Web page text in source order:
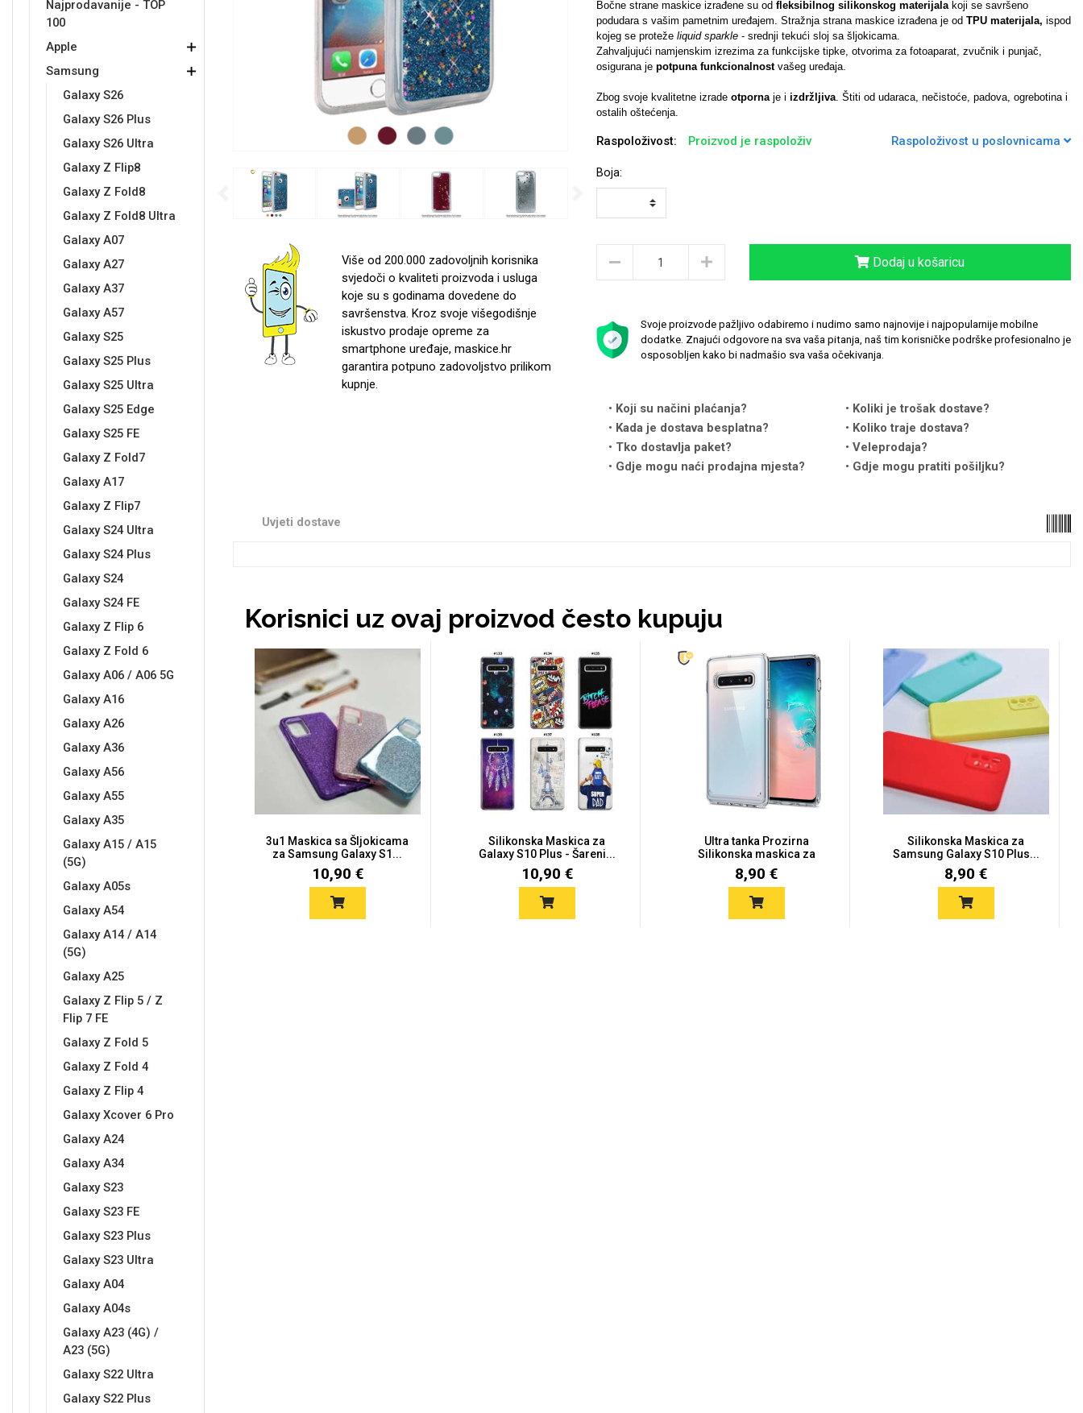
Najprodavanije - TOP
100
Apple
Samsung
Galaxy S26
Galaxy S26 Plus
Galaxy S26 Ultra
Galaxy Z Flip8
Galaxy Z Fold8
Galaxy Z Fold8 Ultra
Galaxy A07
Galaxy A27
Galaxy A37
Galaxy A57
Galaxy S25
Galaxy S25 Plus
Galaxy S25 Ultra
Galaxy S25 Edge
Galaxy S25 FE
Galaxy Z Fold7
Galaxy A17
Galaxy Z Flip7
Galaxy S24 Ultra
Galaxy S24 Plus
Galaxy S24
Galaxy S24 FE
Galaxy Z Flip 6
Galaxy Z Fold 6
Galaxy A06 / A06 5G
Galaxy A16
Galaxy A26
Galaxy A36
Galaxy A56
Galaxy A55
Galaxy A35
Galaxy A15 / A15
(5G)
Galaxy A05s
Galaxy A54
Galaxy A14 / A14
(5G)
Galaxy A25
Galaxy Z Flip 5 / Z
Flip 7 FE
Galaxy Z Fold 5
Galaxy Z Fold 4
Galaxy Z Flip 4
Galaxy Xcover 6 Pro
Galaxy A24
Galaxy A34
Galaxy S23
Galaxy S23 FE
Galaxy S23 Plus
Galaxy S23 Ultra
Galaxy A04
Galaxy A04s
Galaxy A23 (4G) /
A23 (5G)
Galaxy S22 Ultra
Galaxy S22 Plus
Previous
Više od 200.000 zadovoljnih korisnika
svjedoči o kvaliteti proizvoda i usluga
koje su s godinama dovedene do
savršenstva. Kroz svoje višegodišnje
iskustvo prodaje opreme za
smartphone uređaje, maskice.hr
garantira potpuno zadovoljstvo prilikom
kupnje.
Bočne strane maskice izrađene su od fleksibilnog silikonskog materijalakoji se savršeno
podudara s vašim pametnim uređajem. Stražnja strana maskice izrađena je od TPU materijala, ispod
kojeg se proteže liquid sparkle - srednji tekući sloj sa šljokicama.
Zahvaljujući namjenskim izrezima za funkcijske tipke, otvorima za fotoaparat, zvučnik i punjač,
osigurana je potpuna funkcionalnostvašeg uređaja.
Zbog svoje kvalitetne izrade otpornaje i izdržljiva. Štiti od udaraca, nečistoće, padova, ogrebotina i
ostalih oštećenja.
Raspoloživost: Proizvod je raspoloživ Raspoloživost u poslovnicama
Boja:
Dodaj u košaricu
Svoje proizvode pažljivo odabiremo i nudimo samo najnovije i najpopularnije mobilne
dodatke. Znajući odgovore na sva vaša pitanja, naš tim korisničke podrške profesionalno je
osposobljen kako bi nadmašio sva vaša očekivanja.
Koji su načini plaćanja?
Koliki je trošak dostave?
Kada je dostava besplatna?
Koliko traje dostava?
Tko dostavlja paket?
Veleprodaja?
Gdje mogu naći prodajna mjesta?
Gdje mogu pratiti pošiljku?
Uvjeti dostave
Korisnici uz ovaj proizvod često kupuju
3u1 Maskica sa Šljokicama
za Samsung Galaxy S1...
10,90 €
Silikonska Maskica za
Galaxy S10 Plus - Šareni...
10,90 €
Ultra tanka Prozirna
Silikonska maskica za
Sam...
8,90 €
Silikonska Maskica za
Samsung Galaxy S10 Plus...
8,90 €
Babe
Croatos Najprodavanije - TOP 100
Gym Unicorn kolekcija
Sleng
Životinjsko carstvo
Svemirska kolekcija Valentinovo
Love motivi I Need Some Space
Quotes Collection
Zodiac
Doodles
Monogrami
Samsung
Punjači za mobitel Spigen maskice
Univerzalno kaljeno staklo
Univerzalne futrole i
maskice
Samsung
Sony LCD Tablet
Držači za romobil
Ostali držači
USB kablovi
AUX kablovi Adapteri za mobitel
FM Transmitteri